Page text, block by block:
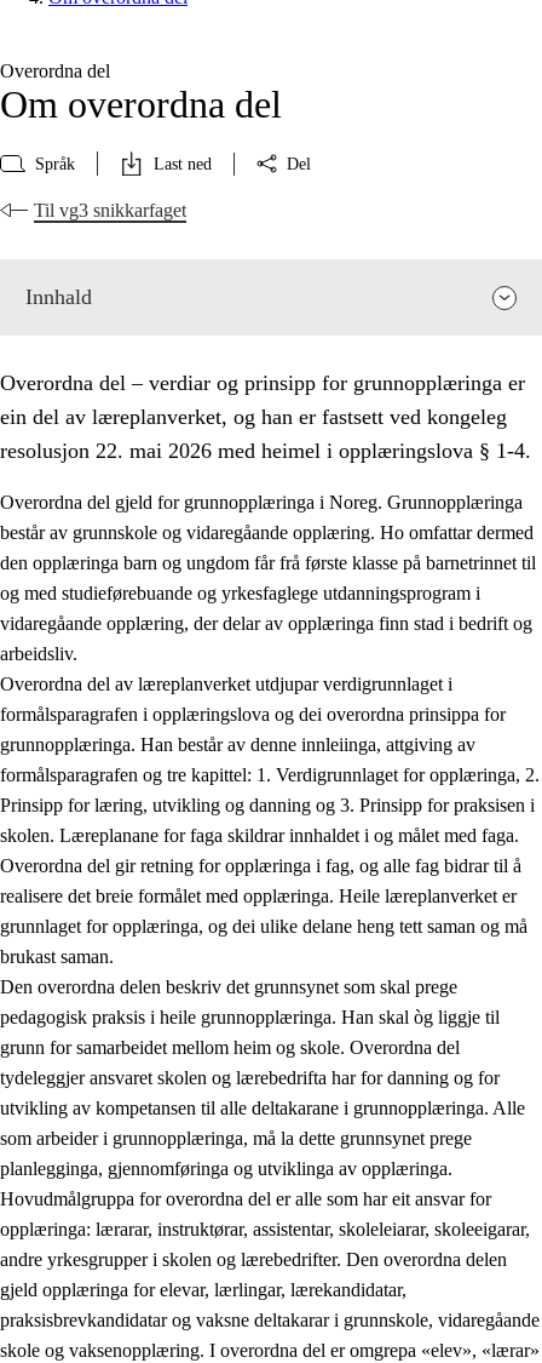
Overordna del
Om overordna del
Språk Last ned Del
Til vg3 snikkarfaget
Innhald
Overordna del – verdiar og prinsipp for grunnopplæringa er
ein del av læreplanverket, og han er fastsett ved kongeleg
resolusjon 22. mai 2026 med heimel i opplæringslova § 1-4.
Overordna del gjeld for grunnopplæringa i Noreg. Grunnopplæringa
består av grunnskole og vidaregåande opplæring. Ho omfattar dermed
den opplæringa barn og ungdom får frå første klasse på barnetrinnet til
og med studieførebuande og yrkesfaglege utdanningsprogram i
vidaregåande opplæring, der delar av opplæringa finn stad i bedrift og
arbeidsliv.
Overordna del av læreplanverket utdjupar verdigrunnlaget i
formålsparagrafen i opplæringslova og dei overordna prinsippa for
grunnopplæringa. Han består av denne innleiinga, attgiving av
formålsparagrafen og tre kapittel: 1. Verdigrunnlaget for opplæringa, 2.
Prinsipp for læring, utvikling og danning og 3. Prinsipp for praksisen i
skolen. Læreplanane for faga skildrar innhaldet i og målet med faga.
Overordna del gir retning for opplæringa i fag, og alle fag bidrar til å
realisere det breie formålet med opplæringa. Heile læreplanverket er
grunnlaget for opplæringa, og dei ulike delane heng tett saman og må
brukast saman.
Den overordna delen beskriv det grunnsynet som skal prege
pedagogisk praksis i heile grunnopplæringa. Han skal òg liggje til
grunn for samarbeidet mellom heim og skole. Overordna del
tydeleggjer ansvaret skolen og lærebedrifta har for danning og for
utvikling av kompetansen til alle deltakarane i grunnopplæringa. Alle
som arbeider i grunnopplæringa, må la dette grunnsynet prege
planlegginga, gjennomføringa og utviklinga av opplæringa.
Hovudmålgruppa for overordna del er alle som har eit ansvar for
opplæringa: lærarar, instruktørar, assistentar, skoleleiarar, skoleeigarar,
andre yrkesgrupper i skolen og lærebedrifter. Den overordna delen
gjeld opplæringa for elevar, lærlingar, lærekandidatar,
praksisbrevkandidatar og vaksne deltakarar i grunnskole, vidaregåande
skole og vaksenopplæring. I overordna del er omgrepa «elev», «lærar»